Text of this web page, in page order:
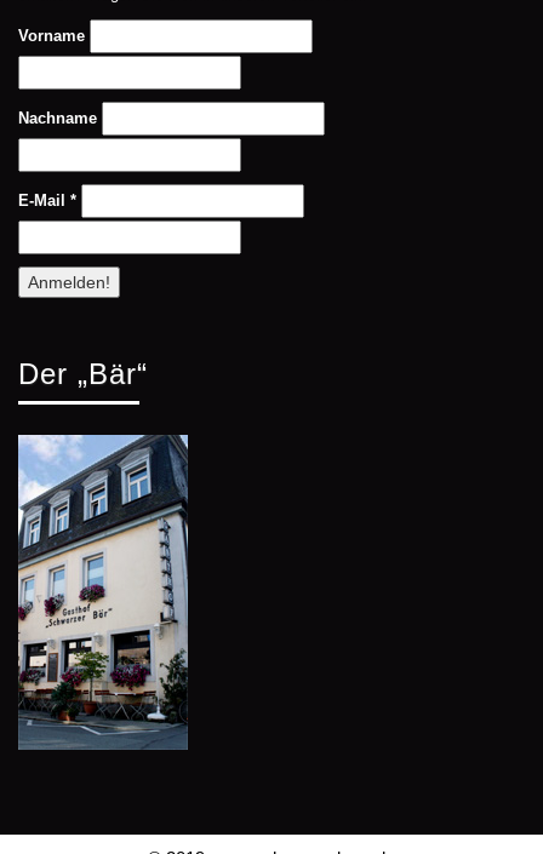
Vorname
Nachname
E-Mail *
Der „Bär“